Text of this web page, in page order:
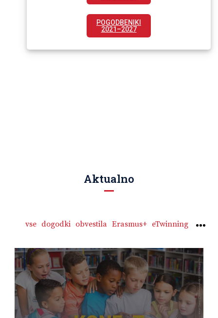
POGODBENIKI
2021–2027
Aktualno
vse dogodki obvestila Erasmus+ eTwinning